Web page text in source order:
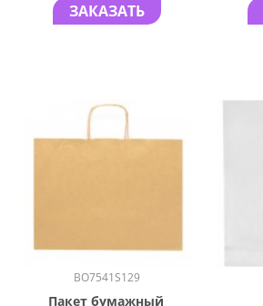
ЗАКАЗАТЬ
BO7541S129
Пакет бумажный